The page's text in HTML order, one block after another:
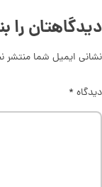
دیدگاهتان را
نشانی ایمیل شما منتشر
دیدگاه*